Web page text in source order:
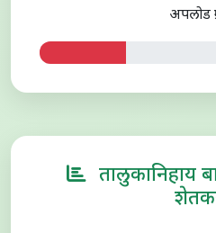
अपलोड
तालुकानिहाय